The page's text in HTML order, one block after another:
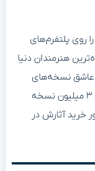
از سال ۲۰۱۷ آثارش را روی پلتفرم‌های
هنرمندان دنیا
عاشق نسخه‌های
فیزیکی هستند. سال گذشته او نزدیک به ۳ میلیون نسخه
خرید آثارش در